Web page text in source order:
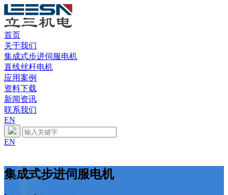
首页
关于我们
集成式步进伺服电机
直线丝杆电机
应用案例
资料下载
新闻资讯
联系我们
EN
EN
集成式步进伺服电机